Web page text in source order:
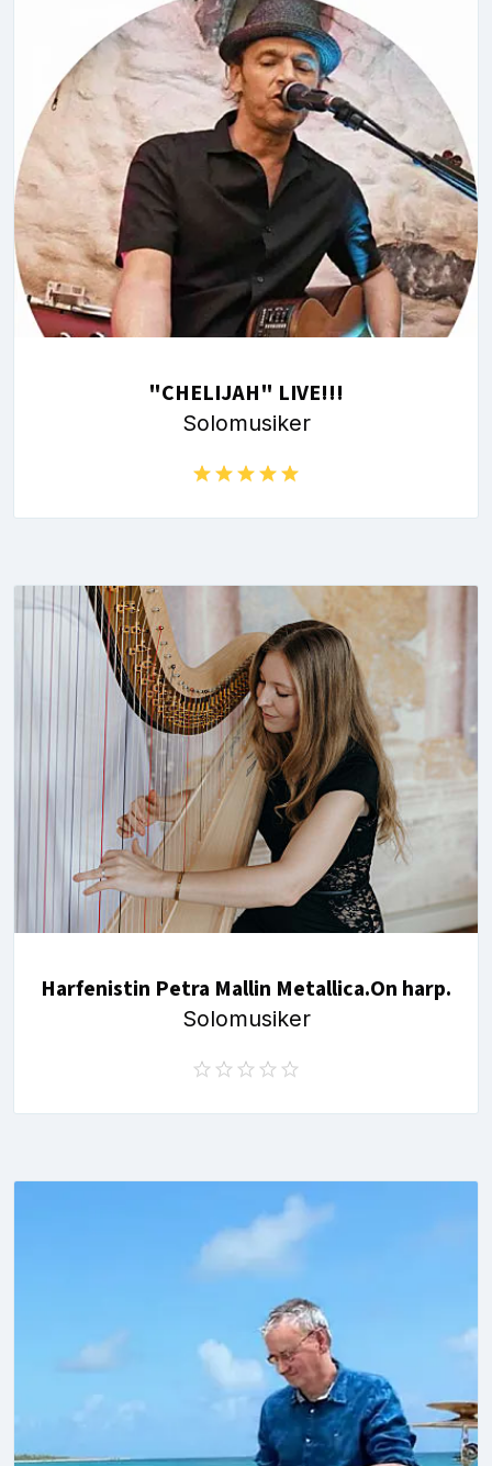
"CHELIJAH" LIVE!!!
Solomusiker
Harfenistin Petra Mallin Metallica.On harp.
Solomusiker